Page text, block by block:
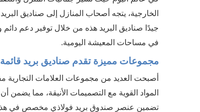
الخارجية، يتجه أصحاب المنازل إلى صناديق
جيدًا صناديق البريد هذه من خلال توفير دعم
في مساحات المعيشة اليومية.
مجموعات مميزة تقدم صناديق بريد قائمة
أصبحت العديد من مجموعات العلامات التجارية
المواد القوية مع التصميمات الأنيقة، مما
تضمين عنصر صندوق بريد فولاذي مخصص في هذه